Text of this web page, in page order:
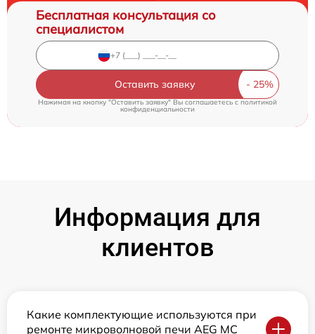
Бесплатная консультация со
специалистом
Оставить заявку
Нажимая на кнопку "Оставить заявку" Вы соглашаетесь cполитикой
конфиденциальности
Информация для
клиентов
Какие комплектующие используются при
ремонте микроволновой печи AEG MC